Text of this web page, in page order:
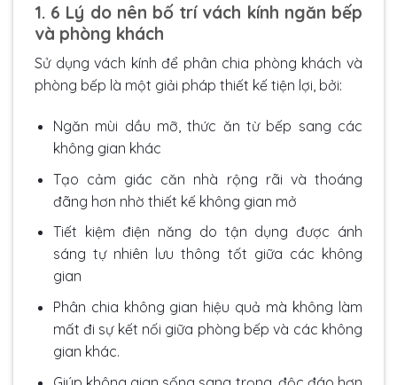
1. 6 Lý do nên bố trí vách kính ngăn bếp
và phòng khách
Sử dụng vách kính để phân chia phòng khách và
phòng bếp là một giải pháp thiết kế tiện lợi, bởi:
Ngăn mùi dầu mỡ, thức ăn từ bếp sang các
không gian khác
Tạo cảm giác căn nhà rộng rãi và thoáng
đãng hơn nhờ thiết kế không gian mở
Tiết kiệm điện năng do tận dụng được ánh
sáng tự nhiên lưu thông tốt giữa các không
gian
Phân chia không gian hiệu quả mà không làm
mất đi sự kết nối giữa phòng bếp và các không
gian khác.